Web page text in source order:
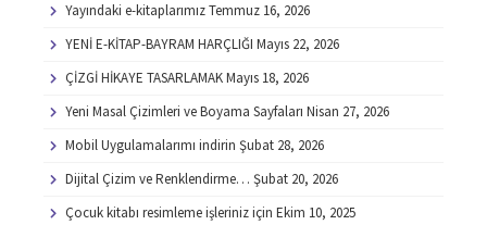
Yayındaki e-kitaplarımızTemmuz 16, 2026
YENİ E-KİTAP-BAYRAM HARÇLIĞI Mayıs 22, 2026
ÇİZGİ HİKAYE TASARLAMAKMayıs 18, 2026
Yeni Masal Çizimleri ve Boyama Sayfaları Nisan 27, 2026
Mobil Uygulamalarımı indirin Şubat 28, 2026
Dijital Çizim ve Renklendirme… Şubat 20, 2026
Çocuk kitabı resimleme işleriniz için Ekim 10, 2025